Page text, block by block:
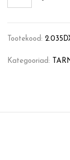
Tootekood:
Kategooriad: